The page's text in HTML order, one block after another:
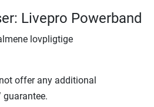
Livepro Powerband
lovpligtige
offer any additional